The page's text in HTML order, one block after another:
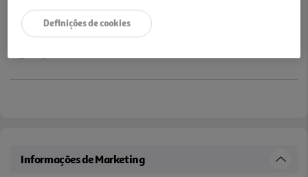
Informações de Marketing
Definições de cookies